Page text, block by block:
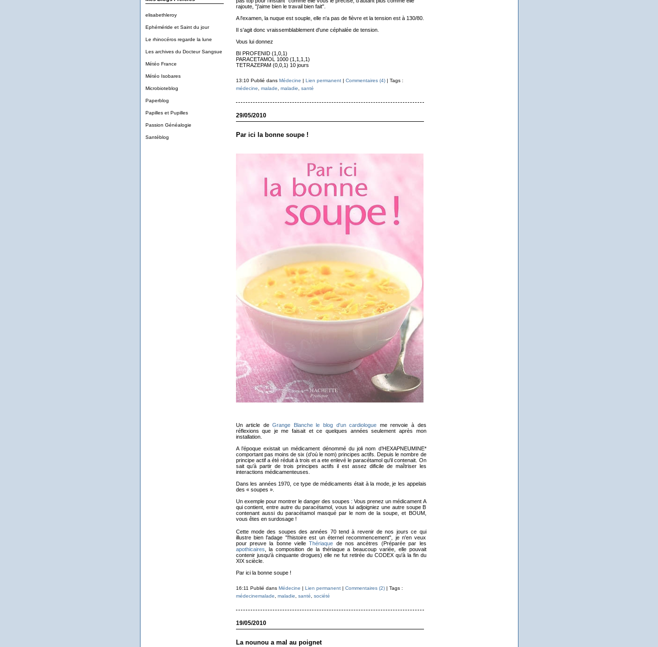
elisabethleroy
Ephéméride et Saint du jour
Le rhinocéros regarde la lune
Les archives du Docteur Sangsue
Météo France
Météo Isobares
Microbioteblog
Paperblog
Papilles et Pupilles
Passion Généalogie
Santéblog
rajoute, "j'aime bien le travail bien fait".
A l'examen, la nuque est souple, elle n'a pas de fièvre et la tension est à 130/80.
Il s'agit donc vraissemblablement d'une céphalée de tension.
Vous lui donnez
BI PROFENID (1,0,1)
PARACETAMOL 1000 (1,1,1,1)
TETRAZEPAM (0,0,1) 10 jours
13:10 Publié dans Médecine | Lien permanent| Commentaires (4)| Tags :
médecine
malade maladie santé
29/05/2010
Par ici la bonne soupe !
Un article deGrange Blanche le blog d'un cardiologue me renvoie à des
réflexions que je me faisait et ce quelques années seulement après mon
installation.
A l’époque existait un médicament dénommé du joli nom d’HEXAPNEUMINE*
comportant pas moins de six (d’où le nom) principes actifs. Depuis le nombre de
principe actif a été réduit à trois et a ete enlevé le paracétamol qu'il contenait. On
sait qu’à partir de trois principes actifs il est assez dificile de maîtriser les
interactions médicamenteuses.
Dans les années 1970, ce type de médicaments était à la mode, je les appelais
des « soupes ».
Un exemple pour montrer le danger des soupes : Vous prenez un médicament A
qui contient, entre autre du paracétamol, vous lui adjoigniez une autre soupe B
contenant aussi du paracétamol masqué par le nom de la soupe, et BOUM,
vous êtes en surdosage !
Cette mode des soupes des années 70 tend à revenir de nos jours ce qui
illustre bien l'adage "l'histoire est un éternel recommencement", je n'en veux
pour preuve la bonne vielleThériaque de nos ancètres (Préparée par les
apothicaires , la composition de la thériaque a beaucoup variée, elle pouvait
contenir jusqu'à cinquante drogues) elle ne fut retirée du CODEX qu'à la fin du
XIX sciècle.
Par ici la bonne soupe !
16:11 Publié dans Médecine | Lien permanent| Commentaires (2)| Tags :
médecinemalade
maladie santé société
19/05/2010
La nounou a mal au poignet